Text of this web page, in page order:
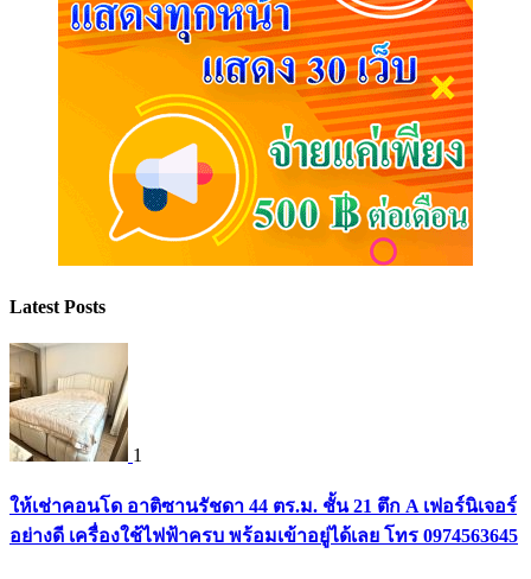
Latest Posts
1
ให้เช่าคอนโด อาติซานรัชดา 44 ตร.ม. ชั้น 21 ตึก A เฟอร์นิเจอร์
อย่างดี เครื่องใช้ไฟฟ้าครบ พร้อมเข้าอยู่ได้เลย โทร 0974563645